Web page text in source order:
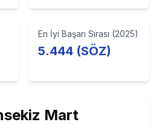
En İyi Başarı Sırası (2025)
5.444 (SÖZ)
Mart